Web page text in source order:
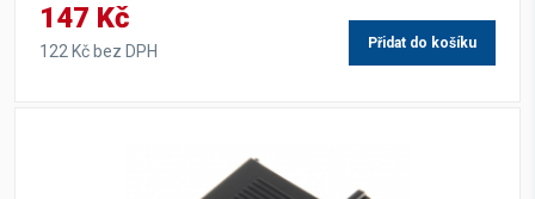
147 Kč
122 Kč bez DPH Přidat do košíku